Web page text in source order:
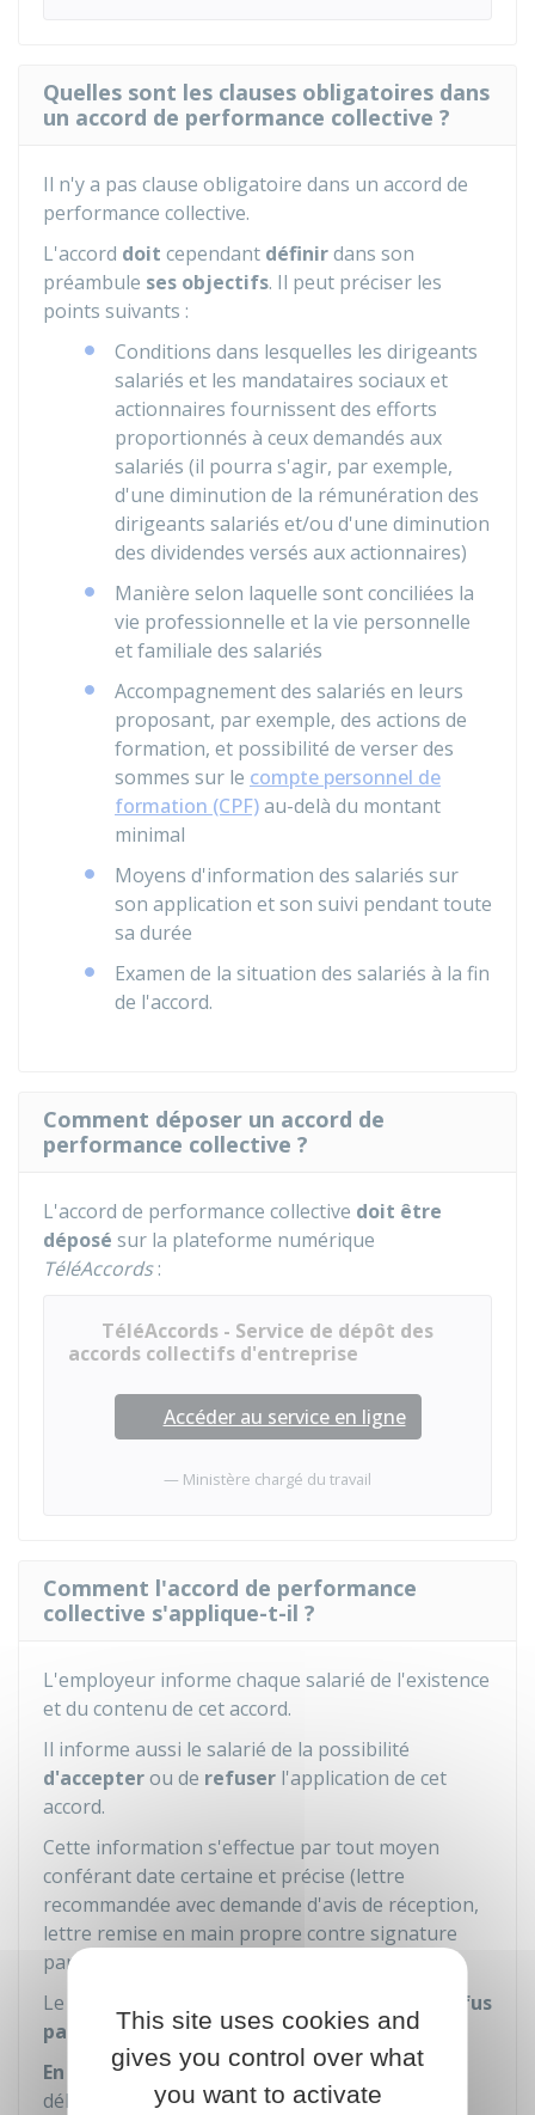
Quelles sont les clauses obligatoires dans
un accord de performance collective ?
Il n'y a pas clause obligatoire dans un accord de
performance collective.
L'accord doit cependant définirdans son
préambule ses objectifs. Il peut préciser les
points suivants :
Conditions dans lesquelles les dirigeants
salariés et les mandataires sociaux et
actionnaires fournissent des efforts
proportionnés à ceux demandés aux
salariés (il pourra s'agir, par exemple,
d'une diminution de la rémunération des
dirigeants salariés et/ou d'une diminution
des dividendes versés aux actionnaires)
Manière selon laquelle sont conciliées la
vie professionnelle et la vie personnelle
et familiale des salariés
Accompagnement des salariés en leurs
proposant, par exemple, des actions de
formation, et possibilité de verser des
sommes sur le compte personnel de
formation (CPF)au-delà du montant
minimal
Moyens d'information des salariés sur
son application et son suivi pendant toute
sa durée
Examen de la situation des salariés à la fin
de l'accord.
Comment déposer un accord de
performance collective ?
L'accord de performance collective doit être
déposé sur la plateforme numérique
TéléAccords:
TéléAccords - Service de dépôt des
accords collectifs d'entreprise
Accéder au service en ligne
Ministère chargé du travail
Comment l'accord de performance
collective s'applique-t-il ?
L'employeur informe chaque salarié de l'existence
et du contenu de cet accord.
Il informe aussi le salarié de la possibilité
d'accepterou de refuser l'application de cet
accord.
Cette information s'effectue par tout moyen
conférant date certaine et précise (lettre
recommandée avec demande d'avis de réception,
lettre remise en main propre contre signature
par exemple).
Le salarié a
refus
par écrit à l'employeur.
En l'absence de refusnotifié par écrit dans ce
délai d'1 mois,l'accord s'appliqueau salarié.
This site uses cookies and
gives you control over what
you want to activate